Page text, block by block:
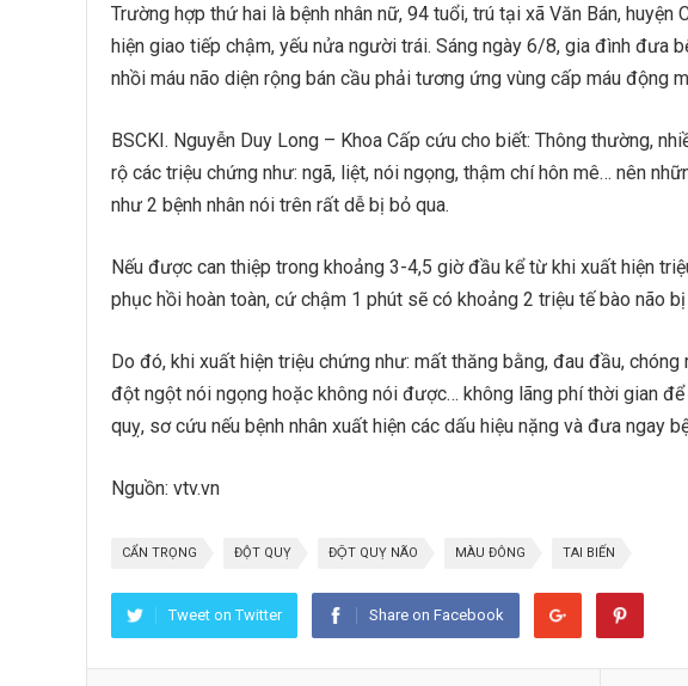
Trường hợp thứ hai là bệnh nhân nữ, 94 tuổi, trú tại xã Văn Bán, huyện
hiện giao tiếp chậm, yếu nửa người trái. Sáng ngày 6/8, gia đình đưa
nhồi máu não diện rộng bán cầu phải tương ứng vùng cấp máu động
BSCKI. Nguyễn Duy Long – Khoa Cấp cứu cho biết: Thông thường,
rộ các triệu chứng như: ngã, liệt, nói ngọng, thậm chí hôn mê… nên
như 2 bệnh nhân nói trên rất dễ bị bỏ qua.
Nếu được can thiệp trong khoảng 3-4,5 giờ đầu kể từ khi xuất hiện
phục hồi hoàn toàn, cứ chậm 1 phút sẽ có khoảng 2 triệu tế bào não
Do đó, khi xuất hiện triệu chứng như: mất thăng bằng, đau đầu,
đột ngột nói ngọng hoặc không nói được… không lãng phí thời gian
quỵ, sơ cứu nếu bệnh nhân xuất hiện các dấu hiệu nặng và đưa ngay
Nguồn: vtv.vn
CẨN TRỌNG ĐỘT QUỴ ĐỘT QUỴ NÃO MÀU ĐÔNG TAI BIẾN
Tweet on Twitter Share on Facebook